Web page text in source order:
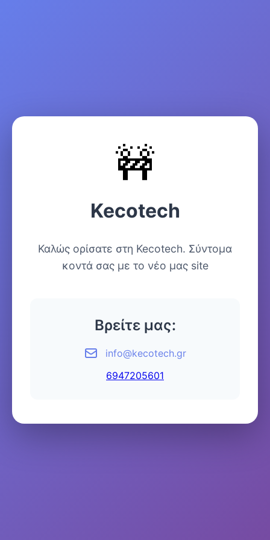
🚧
Kecotech
Καλώς ορίσατε στη Kecotech. Σύντομα
κοντά σας με το νέο μας site
Βρείτε μας:
info@kecotech.gr
6947205601